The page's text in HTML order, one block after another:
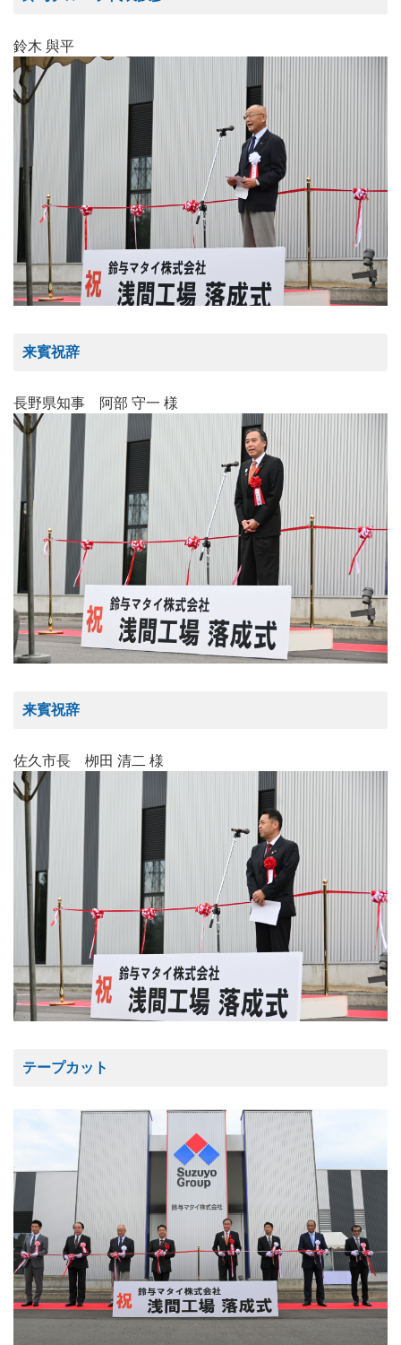
鈴木 與平
来賓祝辞
長野県知事 阿部 守一 様
来賓祝辞
佐久市長 栁田 清二 様
テープカット